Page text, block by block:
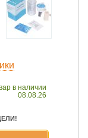
в наличии
08.08.26